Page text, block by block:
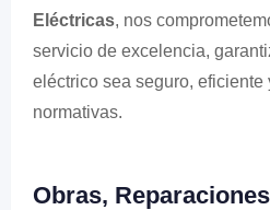
Eléctricas, nos
servicio de excelencia,
eléctrico sea seguro,
normativas.
Obras,